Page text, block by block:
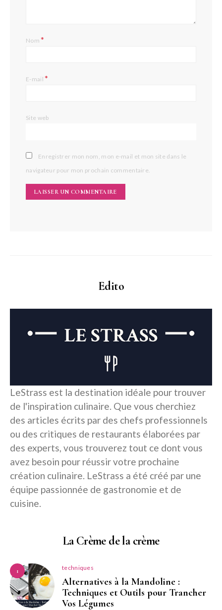
Nom*
E-mail*
Site web
Enregistrer mon nom, mon e-mail et mon site dans le
navigateur pour mon prochain commentaire.
Edito
LeStrass est la destination idéale pour trouver
de l'inspiration culinaire. Que vous cherchiez
des articles écrits par des chefs professionnels
ou des critiques de restaurants élaborées par
des experts, vous trouverez tout ce dont vous
avez besoin pour réussir votre prochaine
création culinaire. LeStrass a été créé par une
équipe passionnée de gastronomie et de
cuisine.
La Crème de la crème
1 techniques
Alternatives à la Mandoline :
Techniques et Outils pour Trancher
Vos Légumes